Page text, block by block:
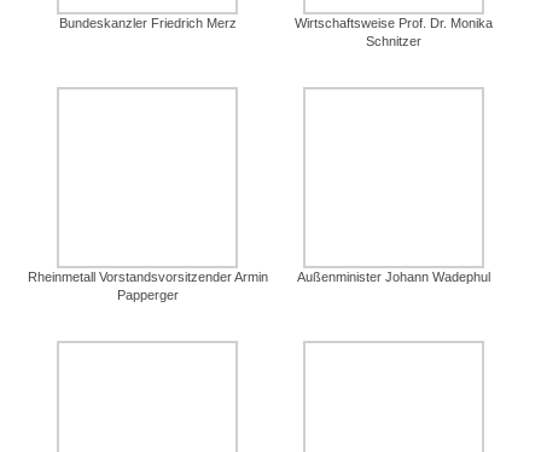
Bundeskanzler Friedrich Merz
Wirtschaftsweise Prof. Dr. Monika
Schnitzer
Rheinmetall Vorstandsvorsitzender Armin
Papperger
Außenminister Johann Wadephul